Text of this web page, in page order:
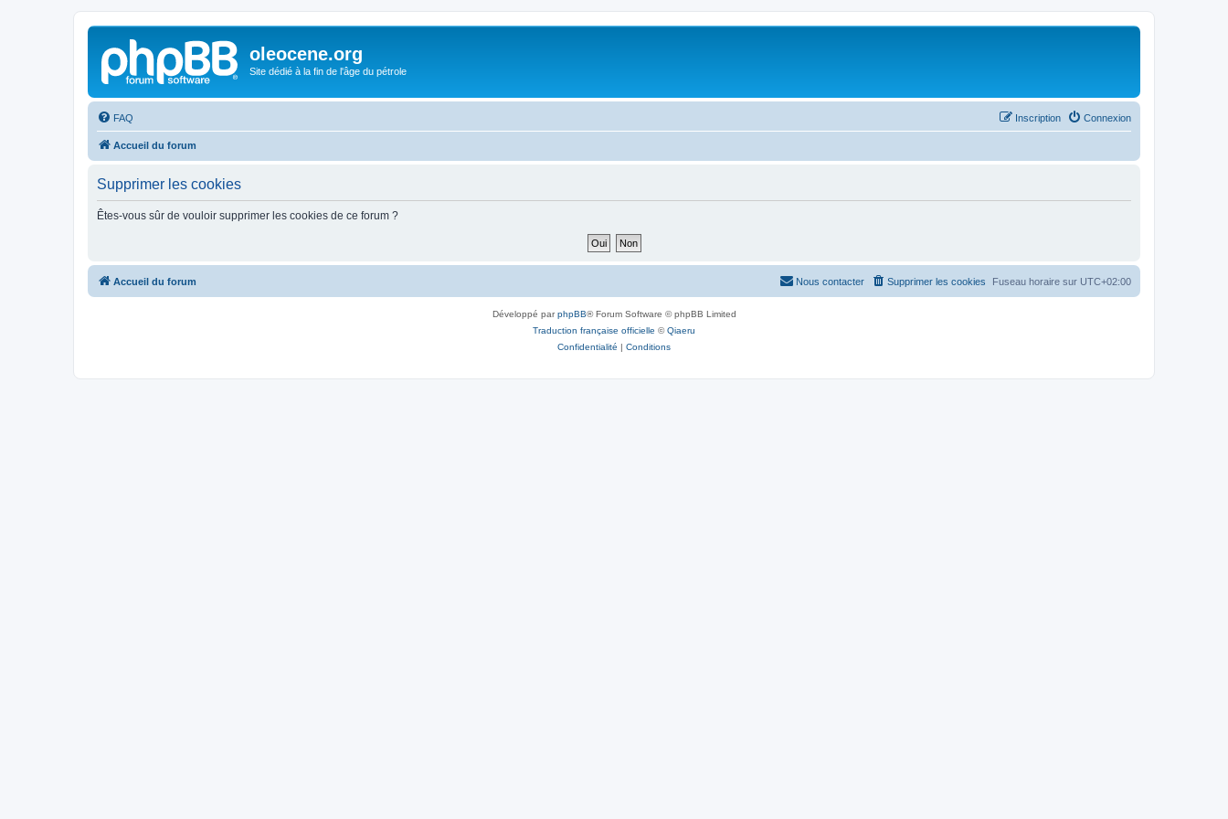
oleocene.org
Site dédié à la fin de l'âge du pétrole
FAQ Connexion
Inscription
Accueil du forum
Supprimer les cookies
Êtes-vous sûr de vouloir supprimer les cookies de ce forum ?
Accueil du forum Fuseau horaire sur UTC+02:00
Supprimer les cookies
Nous contacter
Développé parphpBB® Forum Software © phpBB Limited
Traduction française officielle ©Qiaeru
Confidentialité | Conditions